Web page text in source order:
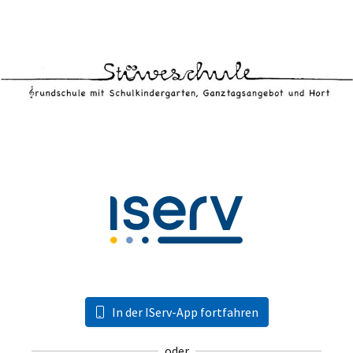
In der IServ-App fortfahren